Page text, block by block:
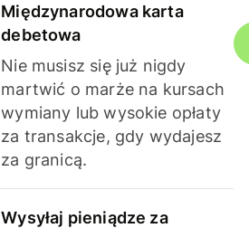
Międzynarodowa karta
debetowa
Nie musisz się już nigdy
martwić o marże na kursach
wymiany lub wysokie opłaty
za transakcje, gdy wydajesz
za granicą.
Wysyłaj pieniądze za